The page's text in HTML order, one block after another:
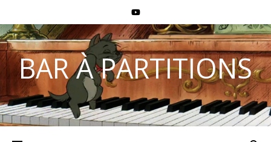
BAR À PARTITIONS